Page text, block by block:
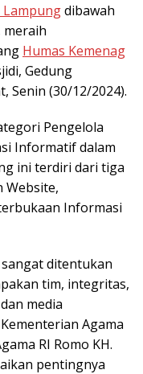
Lampungdibawah
meraih
Humas Kemenag
Gedung
Senin (30/12/2024).
Pengelola
Informatif dalam
ini terdiri dari tiga
Website,
Informasi
sangat ditentukan
tim, integritas,
media
Agama
RI Romo KH.
pentingnya